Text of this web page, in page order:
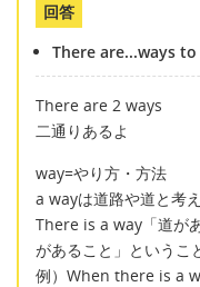
回答
There are...ways
There are 2 ways
二通りあるよ
way=やり方・方法
a wayは道路や道と考
There is a way「道が
があること」というこ
例）When there is a